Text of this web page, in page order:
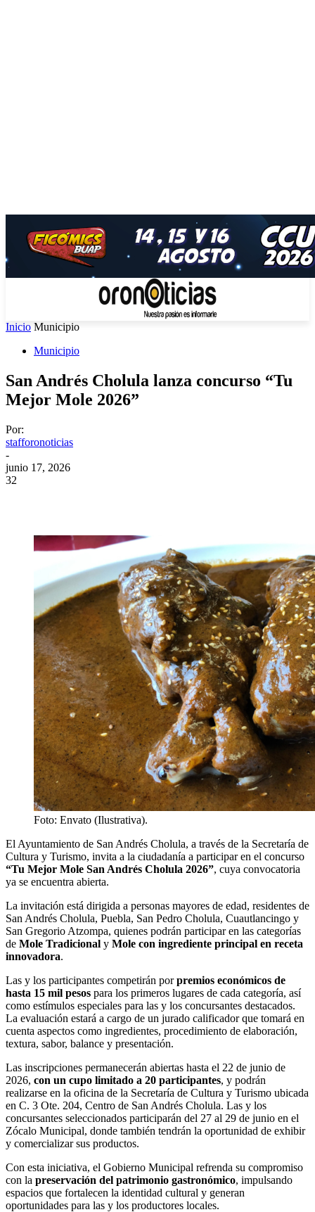
Inicio Municipio
Municipio
San Andrés Cholula lanza concurso “Tu
Mejor Mole 2026”
Por:
stafforonoticias
-
junio 17, 2026
32
Foto: Envato (Ilustrativa).
El Ayuntamiento de San Andrés Cholula, a través de la Secretaría de
Cultura y Turismo, invita a la ciudadanía a participar en el concurso
“Tu Mejor Mole San Andrés Cholula 2026”, cuya convocatoria
ya se encuentra abierta.
La invitación está dirigida a personas mayores de edad, residentes de
San Andrés Cholula, Puebla, San Pedro Cholula, Cuautlancingo y
San Gregorio Atzompa, quienes podrán participar en las categorías
de Mole Tradicional y Mole con ingrediente principal en receta
innovadora.
Las y los participantes competirán porpremios económicos de
hasta 15 mil pesos para los primeros lugares de cada categoría, así
como estímulos especiales para las y los concursantes destacados.
La evaluación estará a cargo de un jurado calificador que tomará en
cuenta aspectos como ingredientes, procedimiento de elaboración,
textura, sabor, balance y presentación.
Las inscripciones permanecerán abiertas hasta el 22 de junio de
2026, con un cupo limitado a 20 participantes, y podrán
realizarse en la oficina de la Secretaría de Cultura y Turismo ubicada
en C. 3 Ote. 204, Centro de San Andrés Cholula. Las y los
concursantes seleccionados participarán del 27 al 29 de junio en el
Zócalo Municipal, donde también tendrán la oportunidad de exhibir
y comercializar sus productos.
Con esta iniciativa, el Gobierno Municipal refrenda su compromiso
con la preservación del patrimonio gastronómico, impulsando
espacios que fortalecen la identidad cultural y generan
oportunidades para las y los productores locales.